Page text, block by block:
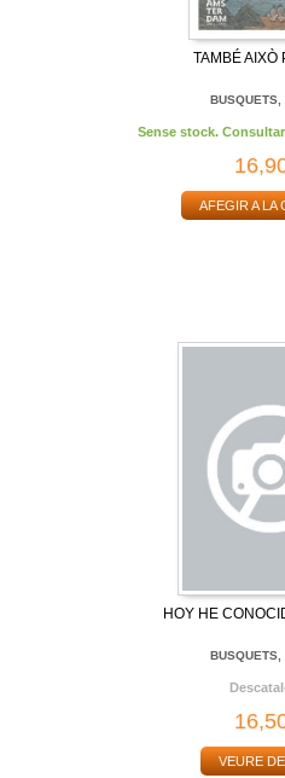
TAMBÉ AIXÒ
BUSQUETS,
Sense stock.
AFEGIR A LA
HOY HE
BUSQUETS,
VEURE